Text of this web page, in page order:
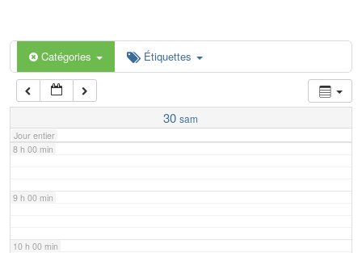
Catégories Étiquettes
30 sam
Jour entier
6 h 00 min
7 h 00 min
8 h 00 min
9 h 00 min
10 h 00 min